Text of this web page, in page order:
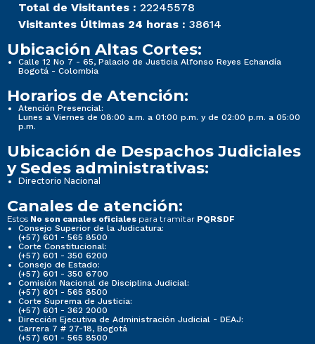
Total de Visitantes : 22245578
Visitantes Últimas 24 horas : 38614
Ubicación Altas Cortes:
Calle 12 No 7 - 65, Palacio de Justicia Alfonso Reyes Echandía
Bogotá - Colombia
Horarios de Atención:
Atención Presencial:
Lunes a Viernes de 08:00 a.m. a 01:00 p.m. y de 02:00 p.m. a 05:00
p.m.
Ubicación de Despachos Judiciales
y Sedes administrativas:
Directorio Nacional
Canales de atención:
Estos No son canales oficiales para tramitar PQRSDF
Consejo Superior de la Judicatura:
(+57) 601 - 565 8500
Corte Constitucional:
(+57) 601 - 350 6200
Consejo de Estado:
(+57) 601 - 350 6700
Comisión Nacional de Disciplina Judicial:
(+57) 601 - 565 8500
Corte Suprema de Justicia:
(+57) 601 - 362 2000
Dirección Ejecutiva de Administración Judicial - DEAJ:
Carrera 7 # 27-18, Bogotá
(+57) 601 - 565 8500